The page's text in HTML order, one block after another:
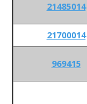
21485014
21700014
969415